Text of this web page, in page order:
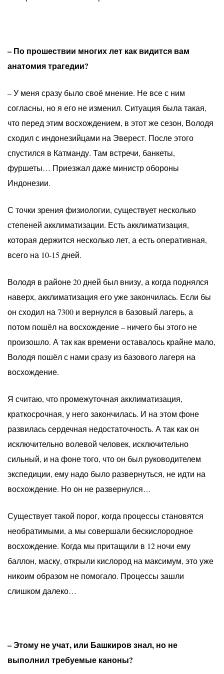
– По прошествии многих лет как видится вам
анатомия трагедии?
– У меня сразу было своё мнение. Не все с ним
согласны, но я его не изменил. Ситуация была такая,
что перед этим восхождением, в этот же сезон, Володя
сходил с индонезийцами на Эверест. После этого
спустился в Катманду. Там встречи, банкеты,
фуршеты… Приезжал даже министр обороны
Индонезии.
С точки зрения физиологии, существует несколько
степеней акклиматизации. Есть акклиматизация,
которая держится несколько лет, а есть оперативная,
всего на 10-15 дней.
Володя в районе 20 дней был внизу, а когда поднялся
наверх, акклиматизация его уже закончилась. Если бы
он сходил на 7300 и вернулся в базовый лагерь, а
потом пошёл на восхождение – ничего бы этого не
произошло. А так как времени оставалось крайне мало,
Володя пошёл с нами сразу из базового лагеря на
восхождение.
Я считаю, что промежуточная акклиматизация,
краткосрочная, у него закончилась. И на этом фоне
развилась сердечная недостаточность. А так как он
исключительно волевой человек, исключительно
сильный, и на фоне того, что он был руководителем
экспедиции, ему надо было развернуться, не идти на
восхождение. Но он не развернулся…
Существует такой порог, когда процессы становятся
необратимыми, а мы совершали бескислородное
восхождение. Когда мы притащили в 12 ночи ему
баллон, маску, открыли кислород на максимум, это уже
никоим образом не помогало. Процессы зашли
слишком далеко…
– Этому не учат, или Башкиров знал, но не
выполнил требуемые каноны?